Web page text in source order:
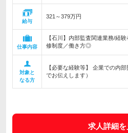
給与
321～379万円
仕事内容
【石川】内部監査関連業務/経
修制度／働き方◎
対象と
なる方
【必要な経験等】 企業での内
でお伝えします）
求人詳細を